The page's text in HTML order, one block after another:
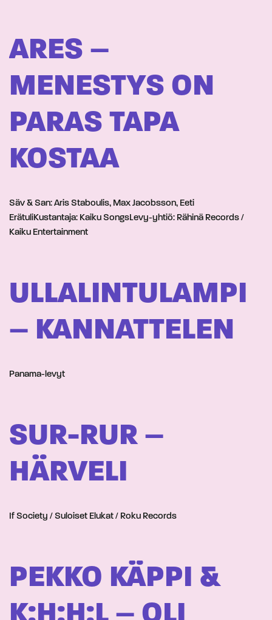
ARES –
MENESTYS ON
PARAS TAPA
KOSTAA
Säv & San: Aris Staboulis, Max Jacobsson, Eeti
ErätuliKustantaja: Kaiku SongsLevy-yhtiö: Rähinä Records /
Kaiku Entertainment
ULLALINTULAMPI
– KANNATTELEN
Panama-levyt
SUR-RUR –
HÄRVELI
If Society / Suloiset Elukat / Roku Records
PEKKO KÄPPI &